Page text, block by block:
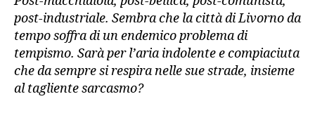
post-industriale. Sembra che la città di Livorno da
tempo soffra di un endemico problema di
tempismo. Sarà per l’aria indolente e compiaciuta
che da sempre si respira nelle sue strade, insieme
al tagliente sarcasmo?